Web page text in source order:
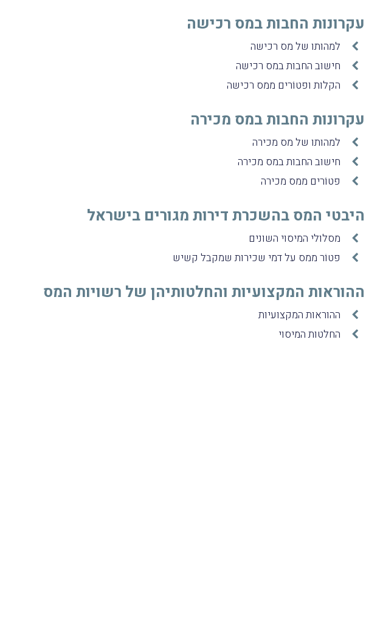
עקרונות החבות במס רכישה
למהותו של מס רכישה
חישוב החבות במס רכישה
הקלות ופטוֹרים ממס רכישה
עקרונות החבות במס מכירה
למהותו של מס מכירה
חישוב החבות במס מכירה
פטוֹרים ממס מכירה
היבטי המס בהשכרת דירות מגורים בישראל
מסלולי המיסוי השונים
פטוֹר ממס על דמי שכירות שמקבל קשיש
ההוראות המקצועיות והחלטותיהן של רשויות המס
ההוראות המקצועיות
החלטות המיסוי